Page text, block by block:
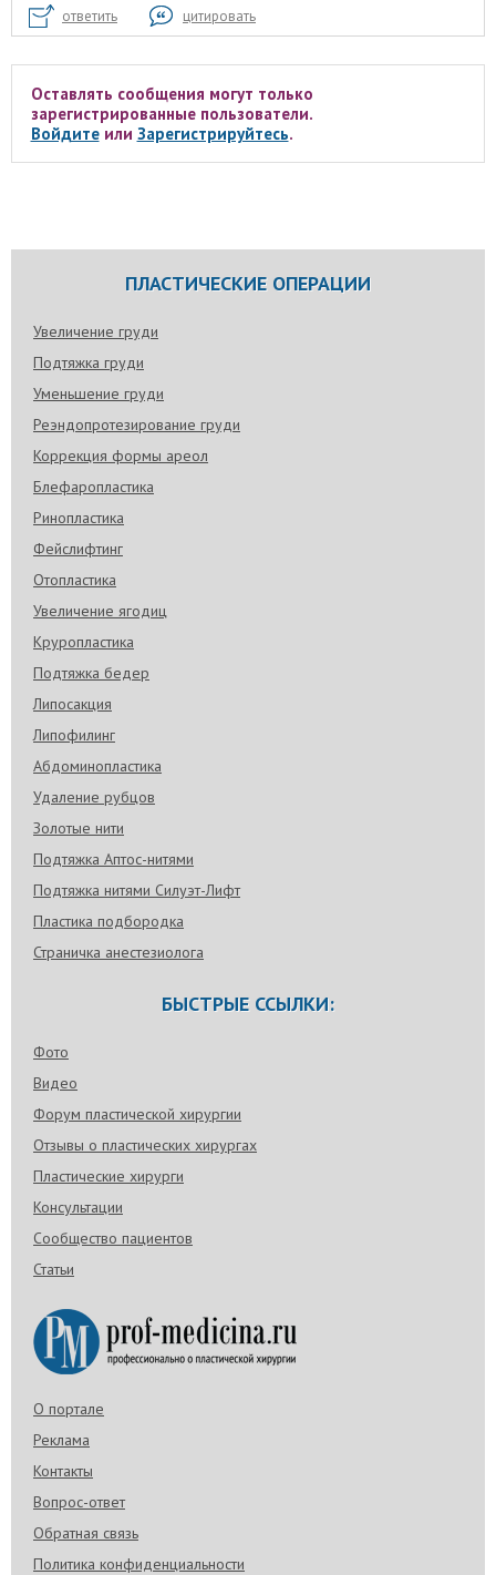
ответить цитировать
Оставлять сообщения могут только
зарегистрированные пользователи.
Войдитеили Зарегистрируйтесь.
ПЛАСТИЧЕСКИЕ ОПЕРАЦИИ
Увеличение груди
Подтяжка груди
Уменьшение груди
Реэндопротезирование груди
Коррекция формы ареол
Блефаропластика
Ринопластика
Фейслифтинг
Отопластика
Увеличение ягодиц
Круропластика
Подтяжка бедер
Липосакция
Липофилинг
Абдоминопластика
Удаление рубцов
Золотые нити
Подтяжка Аптос-нитями
Подтяжка нитями Силуэт-Лифт
Пластика подбородка
Страничка анестезиолога
БЫСТРЫЕ ССЫЛКИ:
Фото
Видео
Форум пластической хирургии
Отзывы о пластических хирургах
Пластические хирурги
Консультации
Сообщество пациентов
Статьи
О портале
Реклама
Контакты
Вопрос-ответ
Обратная связь
Политика конфиденциальности